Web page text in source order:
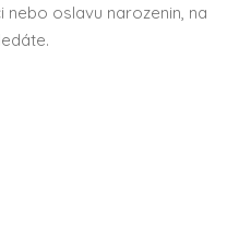
oslavu narozenin, na